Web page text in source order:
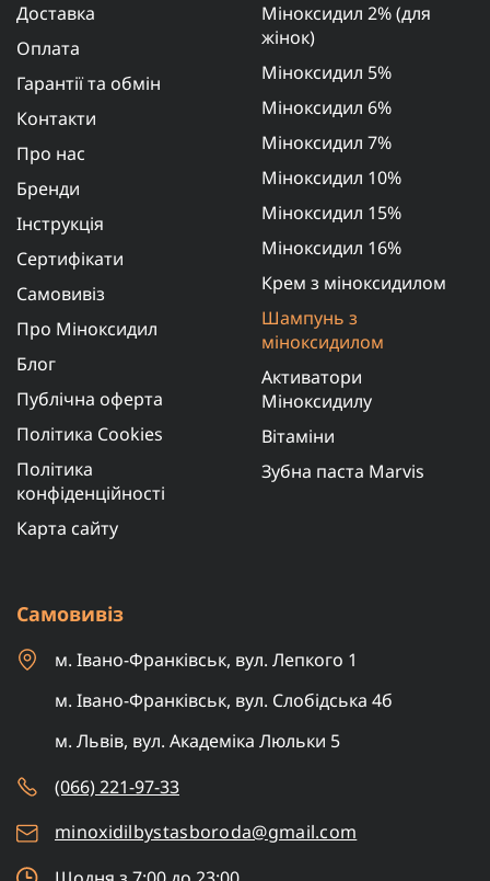
Доставка
Оплата
Гарантії та обмін
Контакти
Про нас
Бренди
Інструкція
Сертифікати
Самовивіз
Про Міноксидил
Блог
Публічна оферта
Політика Cookies
Політика
конфіденційності
Карта сайту
Міноксидил 2% (для
жінок)
Міноксидил 5%
Міноксидил 6%
Міноксидил 7%
Міноксидил 10%
Міноксидил 15%
Міноксидил 16%
Крем з міноксидилом
Шампунь з
міноксидилом
Активатори
Міноксидилу
Вітаміни
Зубна паста Marvis
Самовивіз
м. Івано-Франківськ, вул. Лепкого 1
м. Івано-Франківськ, вул. Слобідська 4б
м. Львів, вул. Академіка Люльки 5
(066) 221-97-33
minoxidilbystasboroda@gmail.com